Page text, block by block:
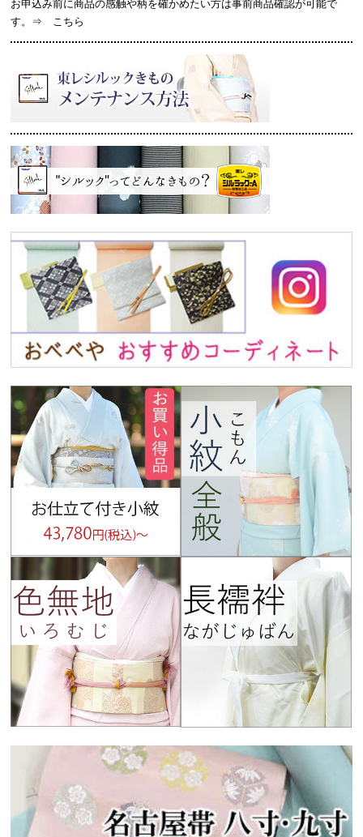
お申込み前に商品の感触や柄を確かめたい方は事前商品確認が可能で
す。⇒
こちら